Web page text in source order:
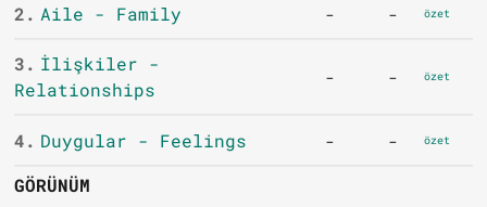
2. Aile - Family - - özet
3. İlişkiler -
Relationships
- - özet
4. Duygular - Feelings - - özet
GÖRÜNÜM